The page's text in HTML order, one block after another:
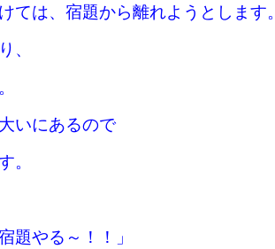
ては、宿題から離れようとします。
、
いにあるので
。
題やる～！！」